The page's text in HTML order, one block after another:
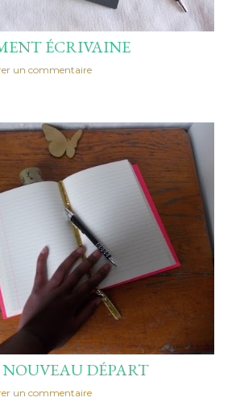
ÉCRIVAINE
un commentaire
DÉPART
un commentaire